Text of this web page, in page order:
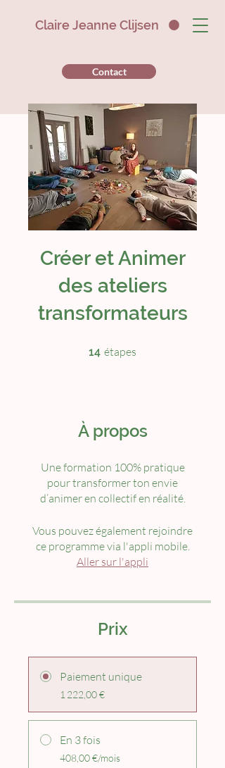
Claire Jeanne Clijsen
Contact
Créer et Animer
des ateliers
transformateurs
14 étapes
À propos
Une formation 100% pratique
pour transformer ton envie
d’animer en collectif en réalité.
Vous pouvez également rejoindre
ce programme via l'appli mobile.
Aller sur l'appli
Prix
Paiement unique
1 222,00 €
En 3 fois
408,00 €/mois